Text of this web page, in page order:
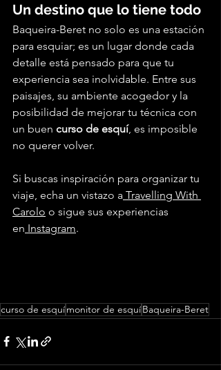
Un destino que lo tiene todo
Baqueira-Beret no solo es una estación
para esquiar; es un lugar donde cada
detalle está pensado para que tu
experiencia sea inolvidable. Entre sus
paisajes, su ambiente acogedor y la
posibilidad de mejorar tu técnica con
un buen curso de esquí, es imposible
no querer volver.
Si buscas inspiración para organizar tu
viaje, echa un vistazo a Travelling With
Carolo o sigue sus experiencias
en Instagram.
curso de esquímonitor de esquíBaqueira-Beret